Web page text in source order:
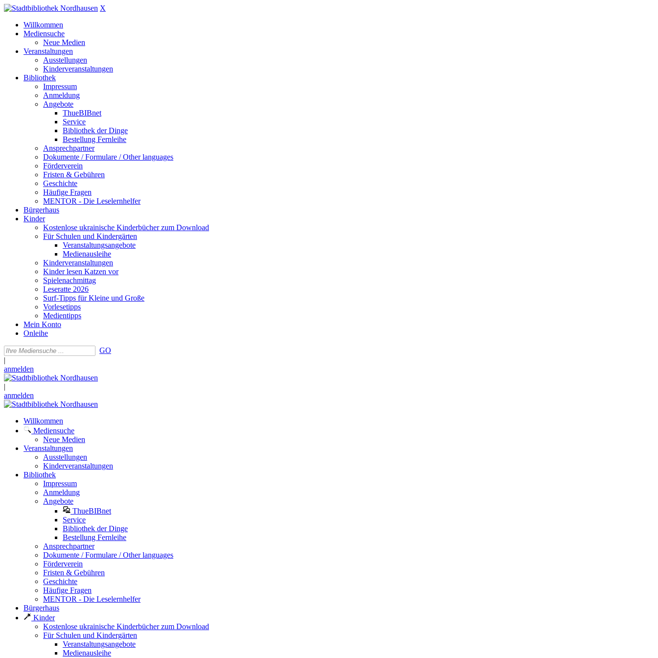
X
Willkommen
Mediensuche
Neue Medien
Veranstaltungen
Ausstellungen
Kinderveranstaltungen
Bibliothek
Impressum
Anmeldung
Angebote
ThueBIBnet
Service
Bibliothek der Dinge
Bestellung Fernleihe
Ansprechpartner
Dokumente / Formulare / Other languages
Förderverein
Fristen & Gebühren
Geschichte
Häufige Fragen
MENTOR - Die Leselernhelfer
Bürgerhaus
Kinder
Kostenlose ukrainische Kinderbücher zum Download
Für Schulen und Kindergärten
Veranstaltungsangebote
Medienausleihe
Kinderveranstaltungen
Kinder lesen Katzen vor
Spielenachmittag
Leseratte 2026
Surf-Tipps für Kleine und Große
Vorlesetipps
Medientipps
Mein Konto
Onleihe
GO
|
anmelden
|
anmelden
Willkommen
Mediensuche
Neue Medien
Veranstaltungen
Ausstellungen
Kinderveranstaltungen
Bibliothek
Impressum
Anmeldung
Angebote
ThueBIBnet
Service
Bibliothek der Dinge
Bestellung Fernleihe
Ansprechpartner
Dokumente / Formulare / Other languages
Förderverein
Fristen & Gebühren
Geschichte
Häufige Fragen
MENTOR - Die Leselernhelfer
Bürgerhaus
Kinder
Kostenlose ukrainische Kinderbücher zum Download
Für Schulen und Kindergärten
Veranstaltungsangebote
Medienausleihe